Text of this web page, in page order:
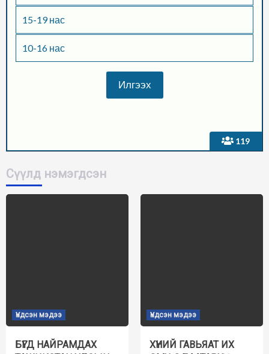
119
15-19 нас
10-16 нас
Сүүлд нэмэгдсэн
Үндсэн мэдээ
БҮГД НАЙРАМДАХ
Үндсэн мэдээ
ХҮНИЙ ГАВЬЯАТ ИХ